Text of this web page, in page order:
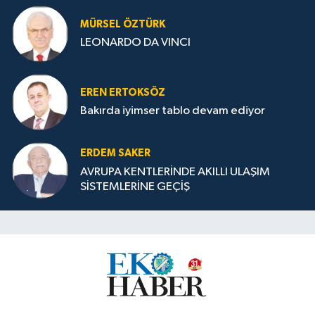
MÜRSEL ÖZTÜRK
LEONARDO DA VINCI
EREN ERTOKSÖZ
Bakırda iyimser tablo devam ediyor
ERDEM SAKER
AVRUPA KENTLERİNDE AKILLI ULAŞIM
SİSTEMLERİNE GEÇİŞ